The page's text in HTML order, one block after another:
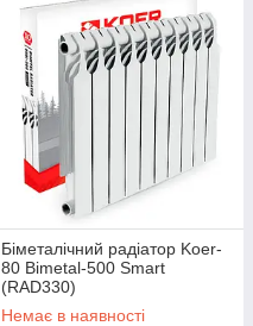
Біметалічний радіатор Koer-
80 Bimetal-500 Smart
(RAD330)
Немає в наявності